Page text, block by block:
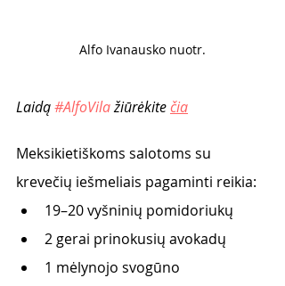
Alfo Ivanausko nuotr.
Laidą #AlfoVila žiūrėkite čia
Meksikietiškoms salotoms su
krevečių iešmeliais pagaminti reikia:
19–20 vyšninių pomidoriukų
2 gerai prinokusių avokadų
1 mėlynojo svogūno